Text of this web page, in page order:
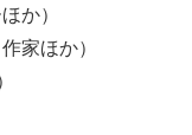
か）
家ほか）